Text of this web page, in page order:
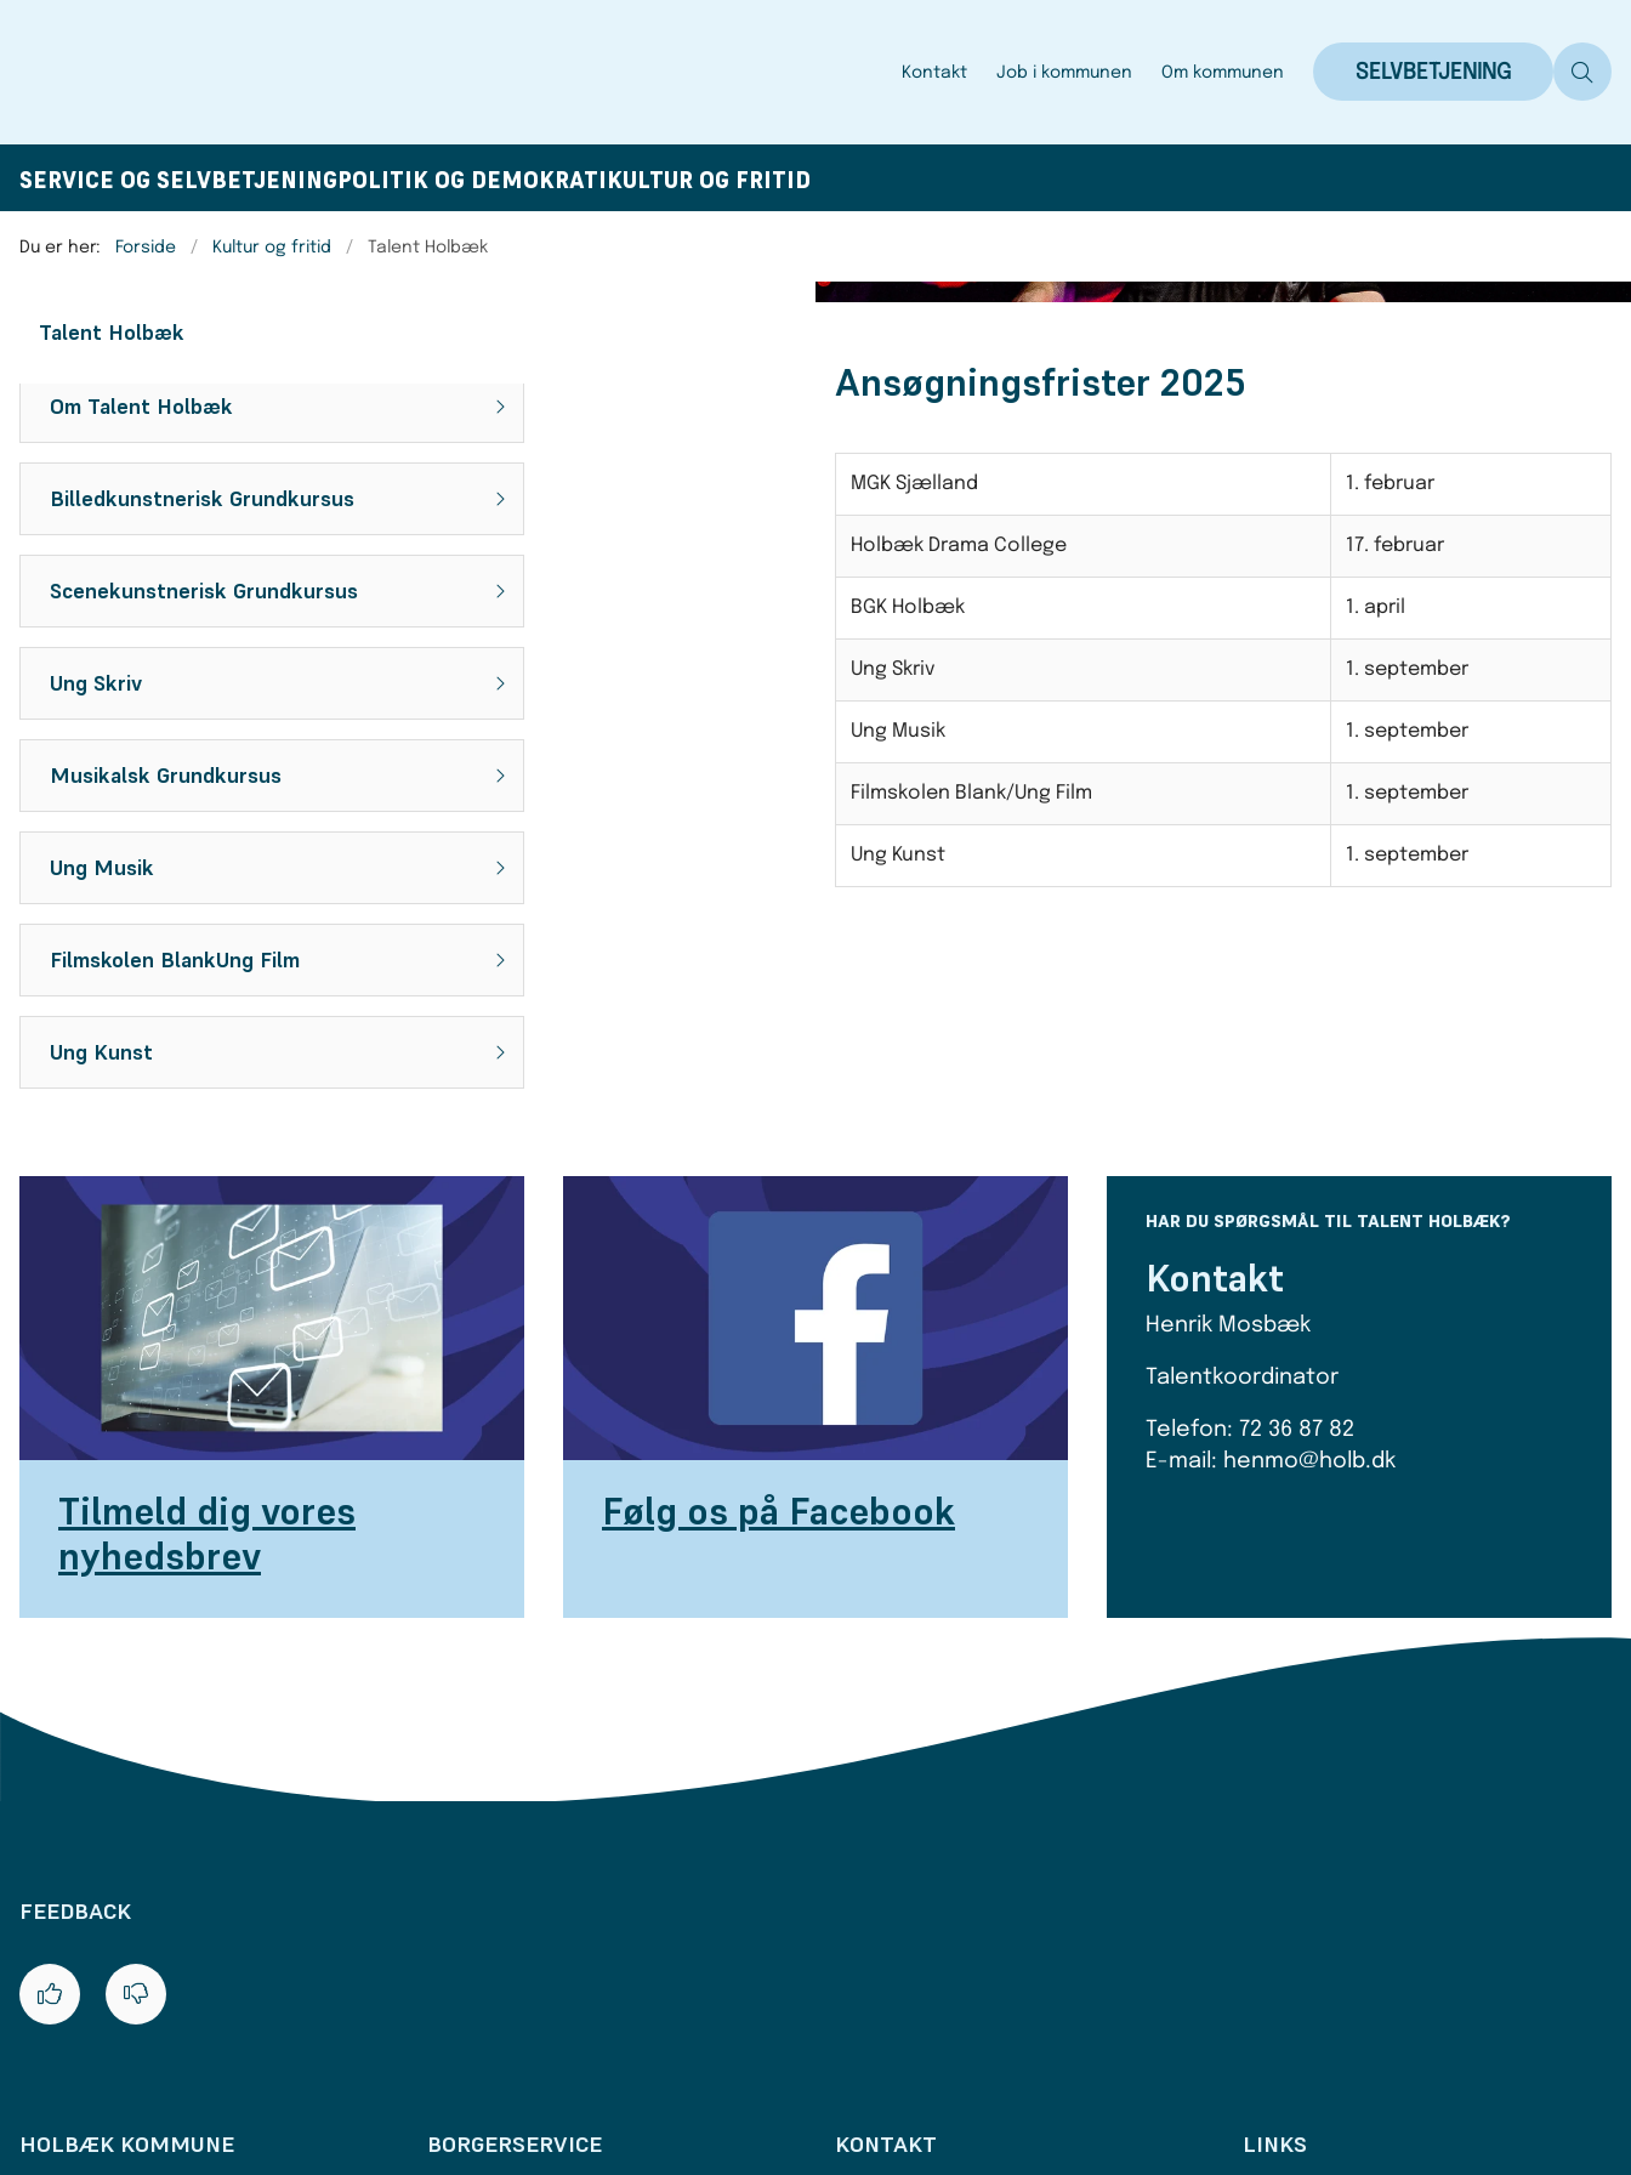
Kontakt Job i kommunen Om kommunen SELVBETJENING
SERVICE OG SELVBETJENINGPOLITIK OG DEMOKRATIKULTUR OG FRITID
Du er her: Forside Kultur og fritid Talent Holbæk
Talent Holbæk
Om Talent Holbæk
Billedkunstnerisk Grundkursus
Scenekunstnerisk Grundkursus
Ung Skriv
Musikalsk Grundkursus
Ung Musik
Filmskolen BlankUng Film
Ung Kunst
Ansøgningsfrister 2025
MGK Sjælland 1. februar
Holbæk Drama College 17. februar
BGK Holbæk 1. april
Ung Skriv 1. september
Ung Musik 1. september
Filmskolen Blank/Ung Film 1. september
Ung Kunst 1. september
Tilmeld dig vores
nyhedsbrev
Følg os på Facebook
HAR DU SPØRGSMÅL TIL TALENT HOLBÆK?
Kontakt
Henrik Mosbæk
Talentkoordinator
Telefon: 72 36 87 82
E-mail: henmo@holb.dk
FEEDBACK
HOLBÆK KOMMUNE BORGERSERVICE KONTAKT LINKS